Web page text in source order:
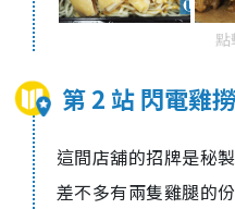
第 2 站 閃電雞
這間店舖的招牌是秘
差不多有兩隻雞腿的